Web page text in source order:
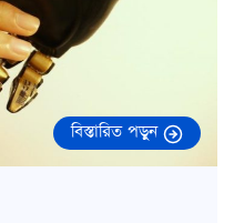
বিস্তারিত পড়ুন